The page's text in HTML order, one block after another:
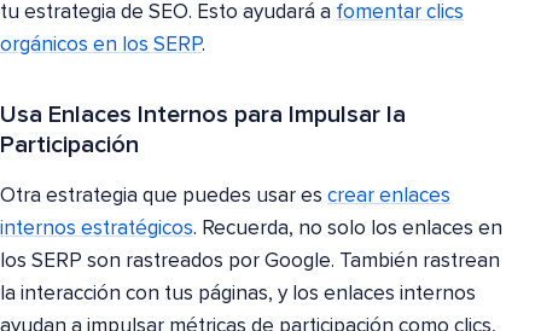
tu estrategia de SEO. Esto ayudará a fomentar clics
orgánicos en los SERP.
Usa Enlaces Internos para Impulsar la
Participación
Otra estrategia que puedes usar es crear enlaces
internos estratégicos. Recuerda, no solo los enlaces en
los SERP son rastreados por Google. También rastrean
la interacción con tus páginas, y los enlaces internos
ayudan a impulsar métricas de participación como clics,